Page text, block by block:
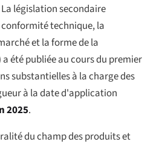
législation secondaire
technique, la
et la forme de la
été publiée au cours du premier
substantielles à la charge des
à la date d'application
2025.
du champ des produits et